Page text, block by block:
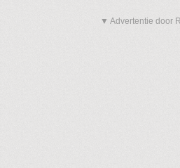
▼ Advertentie door